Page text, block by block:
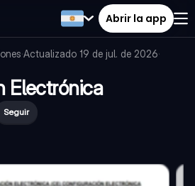
Abrir la app
·Actualizado 19 de jul. de 2026·
Electrónica
Seguir